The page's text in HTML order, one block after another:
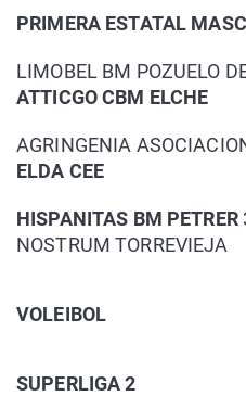
PRIMERA ESTATAL
LIMOBEL BM POZUELO
ATTICGO CBM ELCHE
AGRINGENIA
ELDA CEE
HISPANITAS BM PETRER
NOSTRUM TORREVIEJA
VOLEIBOL
SUPERLIGA 2